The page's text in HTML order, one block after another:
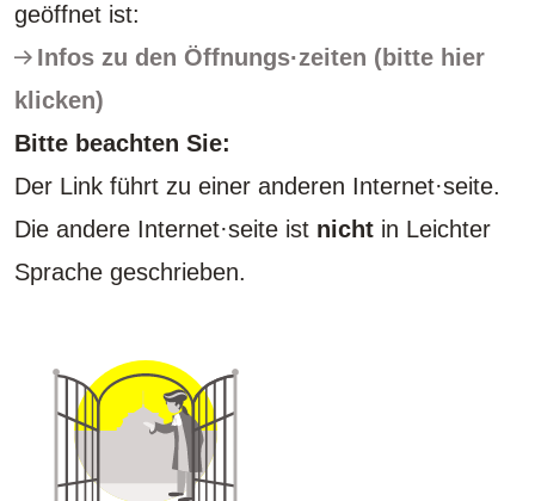
geöffnet ist:
Infos zu den Öffnungs·zeiten (bitte hier
klicken)
Bitte beachten Sie:
Der Link führt zu einer anderen Internet·seite.
Die andere Internet·seite ist nicht in Leichter
Sprache geschrieben.